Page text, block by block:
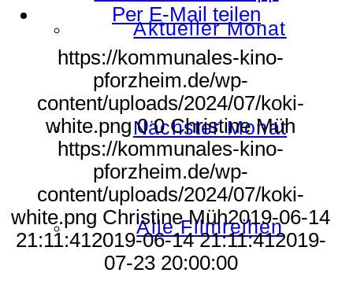
Aktueller Monat
Nächster Monat
Alle Filmreihen
Per E-Mail teilen
https://kommunales-kino-
pforzheim.de/wp-
content/uploads/2024/07/koki-
white.png 0 0 Christine Müh
https://kommunales-kino-
pforzheim.de/wp-
content/uploads/2024/07/koki-
white.png Christine Müh2019-06-14
21:11:41 2019-06-14 21:11:412019-
07-23 20:00:00